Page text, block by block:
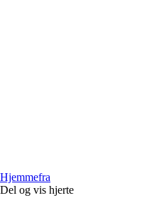
Hjemmefra
Del og vis hjerte